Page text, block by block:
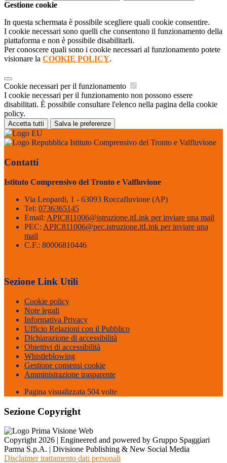
Gestione cookie
In questa schermata è possibile scegliere quali cookie consentire.
I cookie necessari sono quelli che consentono il funzionamento della
piattaforma e non è possibile disabilitarli.
Per conoscere quali sono i cookie necessari al funzionamento potete
visionare la COOKIE POLICY.
Cookie necessari per il funzionamento
I cookie necessari per il funzionamento non possono essere
disabilitati. È possibile consultare l'elenco nella pagina della cookie
policy.
Accetta tutti Salva le preferenze
Istituto Comprensivo del Tronto e Valfluvione
Contatti
Istituto Comprensivo del Tronto e Valfluvione
Via Leopardi, 1 - 63093 Roccafluvione (AP)
Tel: 0736365145
Email: APIC811006@istruzione.itLink per inviare una mail
PEC: APIC811006@pec.istruzione.itLink per inviare una
mail
C.F.: 80006810446
Sezione Link Utili
Cookie policy
Note legali
Informativa Privacy
Ufficio Relazioni con il Pubblico
Dichiarazione di accessibilità
Obiettivi di accessibilità
Whistleblowing
Gestione consensi cookie
Amministrazione trasparente
Pagina visualizzata 504 volte
Sezione Copyright
Copyright 2026 | Engineered and powered by Gruppo Spaggiari
Parma S.p.A. | Divisione Publishing & New Social Media
Disclaimer trattamento dati personali